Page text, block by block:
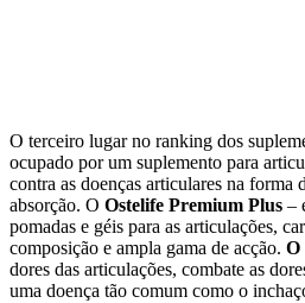
O terceiro lugar no ranking dos
ocupado por um suplemento para
contra as doenças articulares na forma
absorção. O Ostelife Premium Plus –
pomadas e géis para as articulações,
composição e ampla gama de acção. O
dores das articulações, combate as
uma doença tão comum como o